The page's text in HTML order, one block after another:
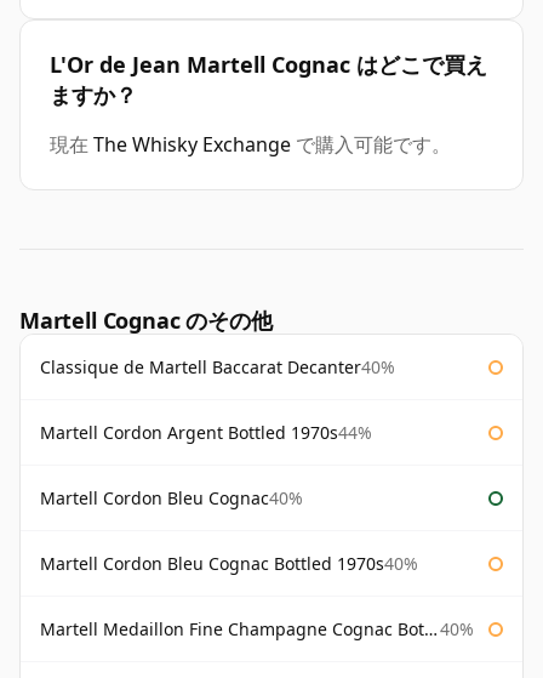
L'Or de Jean Martell Cognac はどこで買え
ますか？
現在 The Whisky Exchange で購入可能です。
Martell Cognac のその他
Classique de Martell Baccarat Decanter40%
Martell Cordon Argent Bottled 1970s44%
Martell Cordon Bleu Cognac40%
Martell Cordon Bleu Cognac Bottled 1970s40%
Martell Medaillon Fine Champagne Cognac Bottled 1960s 40%